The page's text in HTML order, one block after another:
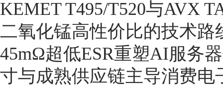
KEMET T495/T520与AVX
二氧化锰高性价比的技术路
45mΩ超低ESR重塑AI服务
寸与成熟供应链主导消费电